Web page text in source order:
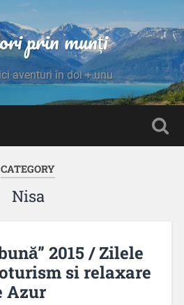
prin munți
aventuri în doi + unu
CATEGORY
Nisa
2015 / Zilele
si relaxare
Azur